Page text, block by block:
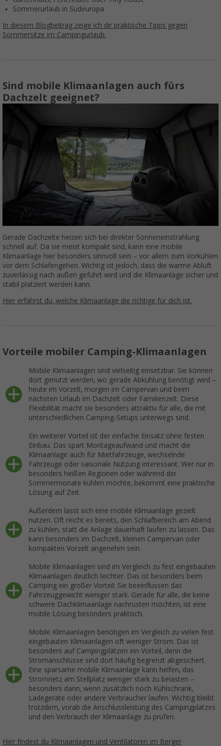
Sommerurlaub in Südeuropa
In diesem Blogbeitrag zeige ich dir praktische Tipps gegen
Sommersitze im Campingurlaub.
Sind mobile Klimaanlagen auch fürs
Dachzelt geeignet?
Gerade Dachzelte heizen sich bei direkter Sonneneinstrahlung
schnell auf. Da sie meist kompakt sind, kann eine mobile
Klimaanlage hier besonders sinnvoll sein – vor allem zum Vorkühlen
vor dem Schlafengehen. Wichtig ist jedoch, dass die warme Abluft
zuverlässig nach außen geführt wird und die Klimaanlage sicher und
stabil platziert werden kann.
Hier erfährst du, welche Klimaanlage die richtige für dich ist.
Vorteile mobiler Camping-Klimaanlagen
Mobile Klimaanlagen sind vielseitig einsetzbar. Sie können
dort genutzt werden, wo gerade Abkühlung benötigt wird –
heute im Vorzelt, morgen im Campervan und beim
nächsten Urlaub im Dachzelt oder Familienzelt. Diese
Flexibilität macht sie besonders attraktiv für alle, die mit
unterschiedlichen Camping-Setups unterwegs sind.
Ein weiterer Vorteil ist der einfache Einsatz ohne festen
Einbau. Das spart Montageaufwand und macht die
Klimaanlage auch für Mietfahrzeuge, wechselnde
Fahrzeuge oder saisonale Nutzung interessant. Wer nur in
besonders heißen Regionen oder während der
Sommermonate kühlen möchte, bekommt eine praktische
Lösung auf Zeit.
Außerdem lässt sich eine mobile Klimaanlage gezielt
nutzen. Oft reicht es bereits, den Schlafbereich am Abend
zu kühlen, statt die Anlage dauerhaft laufen zu lassen. Das
kann besonders im Dachzelt, kleinen Campervan oder
kompakten Vorzelt angenehm sein.
Mobile Klimaanlagen sind im Vergleich zu fest eingebauten
Klimaanlagen deutlich leichter. Das ist besonders beim
Camping ein großer Vorteil: Sie beeinflussen das
Fahrzeuggewicht weniger stark. Gerade für alle, die keine
schwere Dachklimaanlage nachrüsten möchten, ist eine
mobile Lösung besonders praktisch.
Mobile Klimaanlagen benötigen im Vergleich zu vielen fest
eingebauten Klimaanlagen oft weniger Strom. Das ist
besonders auf Campingplätzen ein Vorteil, denn die
Stromanschlüsse sind dort häufig begrenzt abgesichert.
Eine sparsame mobile Klimaanlage kann helfen, das
Stromnetz am Stellplatz weniger stark zu belasten –
besonders dann, wenn zusätzlich noch Kühlschrank,
Ladegeräte oder andere Verbraucher laufen. Wichtig bleibt
trotzdem, vorab die Anschlussleistung des Campingplatzes
und den Verbrauch der Klimaanlage zu prüfen.
Hier findest du Klimaanlagen und Ventilatoren im Berger